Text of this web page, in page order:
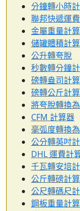
分鐘轉小時
聯邦快遞運
金屬重量計
儲罐體積計
公升轉夸脫
秒數轉分鐘
磅轉盎司計
磅轉公斤計
將夸脫轉換
CFM 計算器
毫弧度轉換
公分轉英吋
DHL 運費計
千瓦轉安培
公斤轉磅計
公尺轉碼尺
鋼板重量計